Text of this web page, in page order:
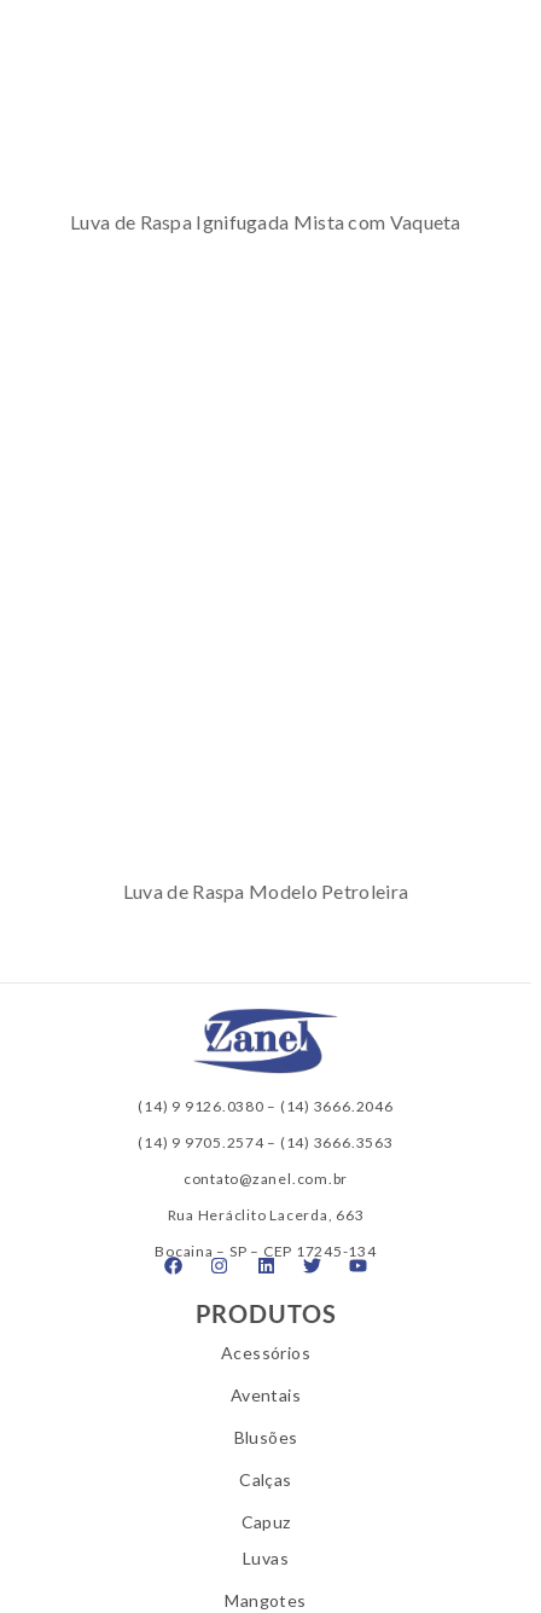
Luva de Raspa Ignifugada Mista com Vaqueta
Luva de Raspa Modelo Petroleira
(14) 9 9126.0380 – (14) 3666.2046
(14) 9 9705.2574– (14) 3666.3563
contato@zanel.com.br
Rua Heráclito Lacerda, 663
Bocaina – SP – CEP 17245-134
PRODUTOS
Acessórios
Aventais
Blusões
Calças
Capuz
Luvas
Mangotes